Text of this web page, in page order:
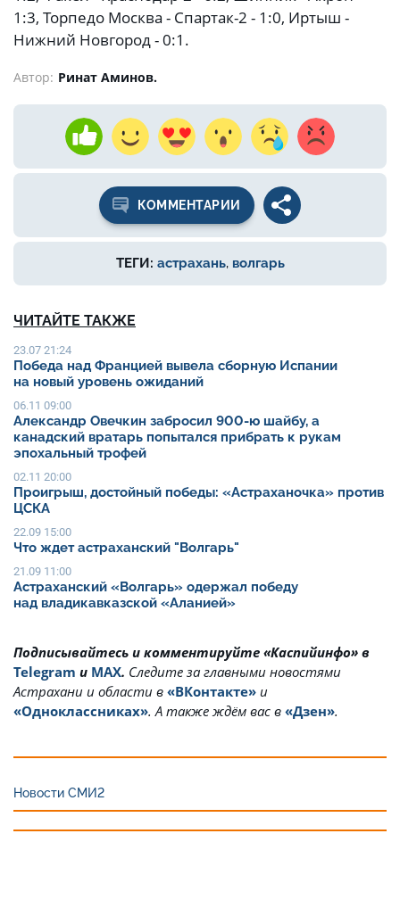
1:3, Торпедо Москва - Спартак-2 - 1:0, Иртыш -
Нижний Новгород - 0:1.
Автор: Ринат Аминов.
КОММЕНТАРИИ
ТЕГИ: астрахань, волгарь
ЧИТАЙТЕ ТАКЖЕ
23.07 21:24
Победа над Францией вывела сборную Испании
на новый уровень ожиданий
06.11 09:00
Александр Овечкин забросил 900-ю шайбу, а
канадский вратарь попытался прибрать к рукам
эпохальный трофей
02.11 20:00
Проигрыш, достойный победы: «Астраханочка» против
ЦСКА
22.09 15:00
Что ждет астраханский "Волгарь"
21.09 11:00
Астраханский «Волгарь» одержал победу
над владикавказской «Аланией»
Подписывайтесь и комментируйте «Каспийинфо» в
Telegram и MAX. Cледите за главными новостями
Астрахани и области в «ВКонтакте» и
«Одноклассниках». А также ждём вас в «Дзен».
Новости СМИ2